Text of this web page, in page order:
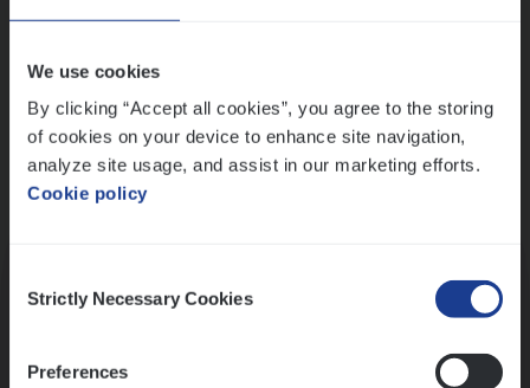
We use cookies
By clicking “Accept all cookies”, you agree to the storing
of cookies on your device to enhance site navigation,
analyze site usage, and assist in our marketing efforts.
Cookie policy
Selection
Strictly Necessary Cookies
Preferences